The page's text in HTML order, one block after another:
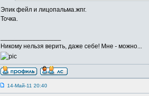
Эпик фейл и лицопальма.жпг.
Точка.
Никому нельзя верить, даже себе! Мне - можно...
14-Май-11 20:40